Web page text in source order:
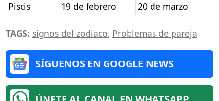
Piscis
19 de febrero 20 de marzo
TAGS: signos del zodiaco, Problemas de pareja
SÍGUENOS EN GOOGLE NEWS